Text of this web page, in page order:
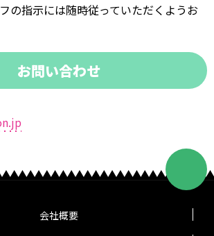
の指示には随時従っていただくようお
お問い合わせ
会社概要